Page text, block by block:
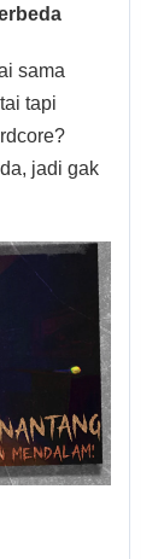
sama
tapi
jadi gak